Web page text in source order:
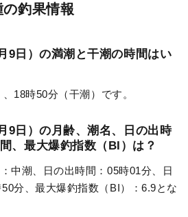
釣果情報
9日）の満潮と干潮の時間はい
18時50分（干潮）です。
9日）の月齢、潮名、日の出時
、最大爆釣指数（BI）は？
中潮、日の出時間：05時01分、日
分、最大爆釣指数（BI）：6.9とな